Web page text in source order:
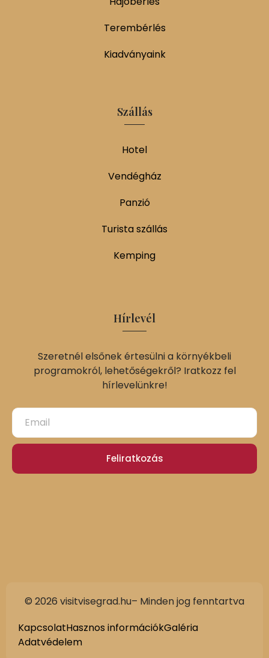
Terembérlés
Kiadványaink
Szállás
Hotel
Vendégház
Panzió
Turista szállás
Kemping
Hírlevél
Szeretnél elsőnek értesülni a környékbeli
programokról, lehetőségekről? Iratkozz fel
hírlevelünkre!
Feliratkozás
© 2026 visitvisegrad.hu– Minden jog fenntartva
KapcsolatHasznos információkGaléria
Adatvédelem